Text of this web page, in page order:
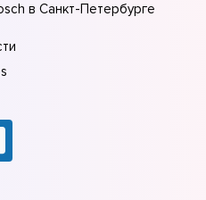
в Санкт-Петербурге